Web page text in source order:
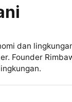
dan
Founder